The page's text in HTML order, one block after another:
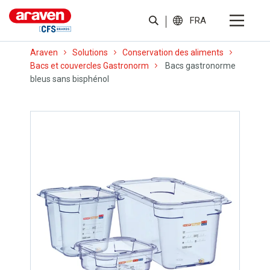
FRA
Araven Solutions
Conservation des aliments
Bacs et couvercles Gastronorm
Bacs gastronorme
bleus sans bisphénol